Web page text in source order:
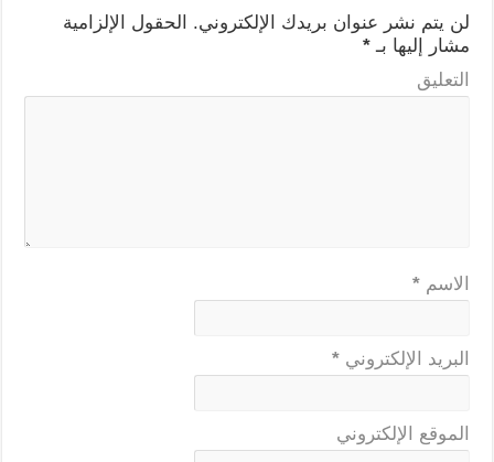
لن يتم نشر عنوان بريدك الإلكتروني. الحقول الإلزامية
مشار إليها بـ*
التعليق
الاسم*
البريد الإلكتروني*
الموقع الإلكتروني